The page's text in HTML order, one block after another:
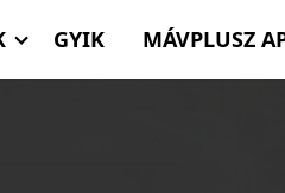
GYIK MÁVPLUSZ